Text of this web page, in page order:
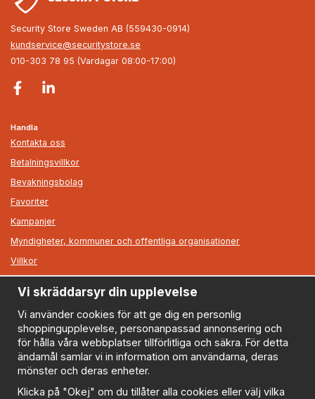
Security Store Sweden AB (559430-0914)
kundservice@securitystore.se
010-303 78 95 (Vardagar 08:00-17:00)
Handla
Kontakta oss
Betalningsvillkor
Bevakningsbolag
Favoriter
Kampanjer
Myndigheter, kommuner och offentliga organisationer
Villkor
Information
Om oss
Nyheter
Nyhetsbrev
Logga in
Om cookies
Vi skräddarsyr din upplevelse
Vi använder cookies för att ge dig en personlig
shoppingupplevelse, personanpassad annonsering och
för hålla våra webbplatser tillförlitliga och säkra. För detta
ändamål samlar vi in information om användarna, deras
mönster och deras enheter.
Klicka på "Okej" om du tillåter alla cookies eller välj vilka